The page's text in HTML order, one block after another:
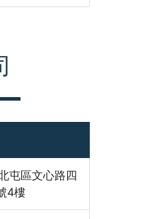
屯區文心路四
4樓